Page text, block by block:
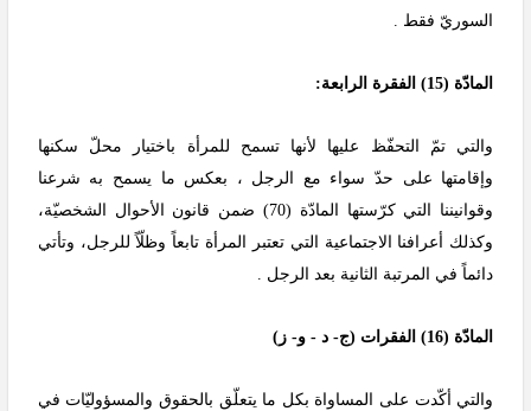
السوريّ فقط .
المادّة (15) الفقرة الرابعة:
والتي تمّ التحفّظ عليها لأنها تسمح للمرأة باختيار محلّ سكنها
وإقامتها على حدّ سواء مع الرجل ، بعكس ما يسمح به شرعنا
وقوانيننا التي كرّستها المادّة (70) ضمن قانون الأحوال الشخصيّة،
وكذلك أعرافنا الاجتماعية التي تعتبر المرأة تابعاً وظلّاً للرجل، وتأتي
دائماً في المرتبة الثانية بعد الرجل .
المادّة (16) الفقرات (ج- د - و- ز)
والتي أكّدت على المساواة بكل ما يتعلّق بالحقوق والمسؤوليّات في